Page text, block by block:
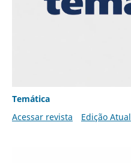
Temática
Acessar revista
Edição Atual